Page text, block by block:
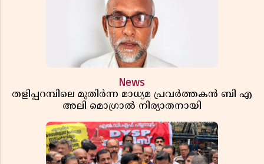
News
തളിപ്പറമ്പിലെ മുതിർന്ന മാധ്യമ പ്രവർത്തകൻ ബി എ
അലി മൊഗ്രാൽ നിര്യാതനായി